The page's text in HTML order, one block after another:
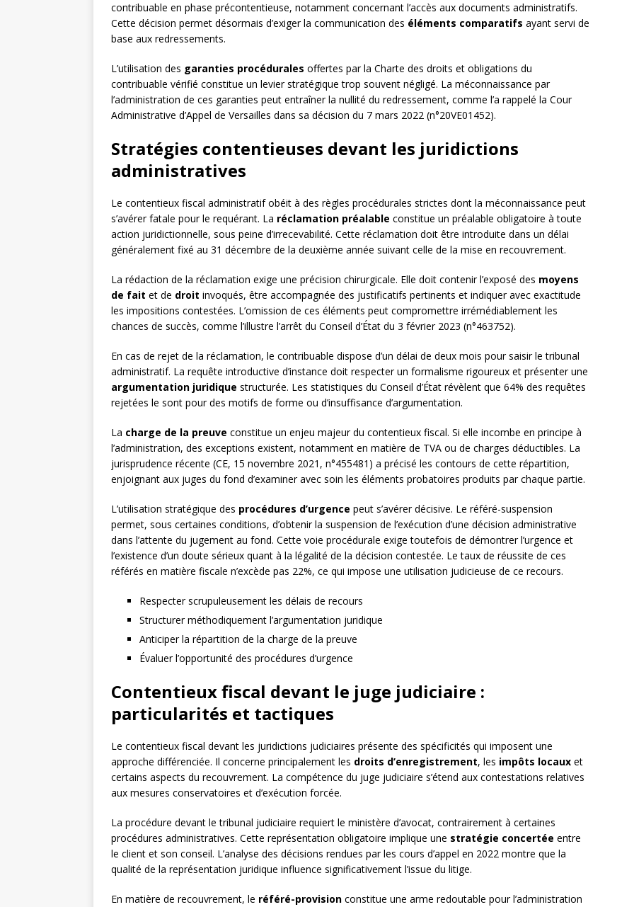
contribuable en phase précontentieuse, notamment concernant l’accès aux documents administratifs.
Cette décision permet désormais d’exiger la communication des éléments comparatifs ayant servi de
base aux redressements.
L’utilisation des garanties procédurales offertes par la Charte des droits et obligations du
contribuable vérifié constitue un levier stratégique trop souvent négligé. La méconnaissance par
l’administration de ces garanties peut entraîner la nullité du redressement, comme l’a rappelé la Cour
Administrative d’Appel de Versailles dans sa décision du 7 mars 2022 (n°20VE01452).
Stratégies contentieuses devant les juridictions
administratives
Le contentieux fiscal administratif obéit à des règles procédurales strictes dont la méconnaissance peut
s’avérer fatale pour le requérant. La réclamation préalable constitue un préalable obligatoire à toute
action juridictionnelle, sous peine d’irrecevabilité. Cette réclamation doit être introduite dans un délai
généralement fixé au 31 décembre de la deuxième année suivant celle de la mise en recouvrement.
La rédaction de la réclamation exige une précision chirurgicale. Elle doit contenir l’exposé des moyens
de fait et de droit invoqués, être accompagnée des justificatifs pertinents et indiquer avec exactitude
les impositions contestées. L’omission de ces éléments peut compromettre irrémédiablement les
chances de succès, comme l’illustre l’arrêt du Conseil d’État du 3 février 2023 (n°463752).
En cas de rejet de la réclamation, le contribuable dispose d’un délai de deux mois pour saisir le tribunal
administratif. La requête introductive d’instance doit respecter un formalisme rigoureux et présenter une
argumentation juridique structurée. Les statistiques du Conseil d’État révèlent que 64% des requêtes
rejetées le sont pour des motifs de forme ou d’insuffisance d’argumentation.
La charge de la preuve constitue un enjeu majeur du contentieux fiscal. Si elle incombe en principe à
l’administration, des exceptions existent, notamment en matière de TVA ou de charges déductibles. La
jurisprudence récente (CE, 15 novembre 2021, n°455481) a précisé les contours de cette répartition,
enjoignant aux juges du fond d’examiner avec soin les éléments probatoires produits par chaque partie.
L’utilisation stratégique des procédures d’urgence peut s’avérer décisive. Le référé-suspension
permet, sous certaines conditions, d’obtenir la suspension de l’exécution d’une décision administrative
dans l’attente du jugement au fond. Cette voie procédurale exige toutefois de démontrer l’urgence et
l’existence d’un doute sérieux quant à la légalité de la décision contestée. Le taux de réussite de ces
référés en matière fiscale n’excède pas 22%, ce qui impose une utilisation judicieuse de ce recours.
Respecter scrupuleusement les délais de recours
Structurer méthodiquement l’argumentation juridique
Anticiper la répartition de la charge de la preuve
Évaluer l’opportunité des procédures d’urgence
Contentieux fiscal devant le juge judiciaire :
particularités et tactiques
Le contentieux fiscal devant les juridictions judiciaires présente des spécificités qui imposent une
approche différenciée. Il concerne principalement les droits d’enregistrement, les impôts locaux et
certains aspects du recouvrement. La compétence du juge judiciaire s’étend aux contestations relatives
aux mesures conservatoires et d’exécution forcée.
La procédure devant le tribunal judiciaire requiert le ministère d’avocat, contrairement à certaines
procédures administratives. Cette représentation obligatoire implique une stratégie concertée entre
le client et son conseil. L’analyse des décisions rendues par les cours d’appel en 2022 montre que la
qualité de la représentation juridique influence significativement l’issue du litige.
En matière de recouvrement, le référé-provision constitue une arme redoutable pour l’administration